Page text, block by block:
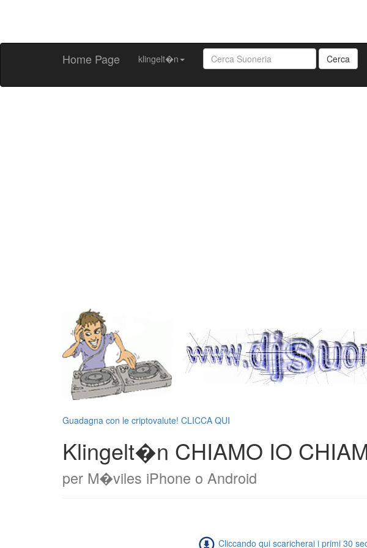
Home Page klingelt�n Cerca
Guadagna con le criptovalute! CLICCA QUI
Klingelt�n CHIAMO IO
per M�viles iPhone o Android
Cliccando qui scaricherai i primi 30